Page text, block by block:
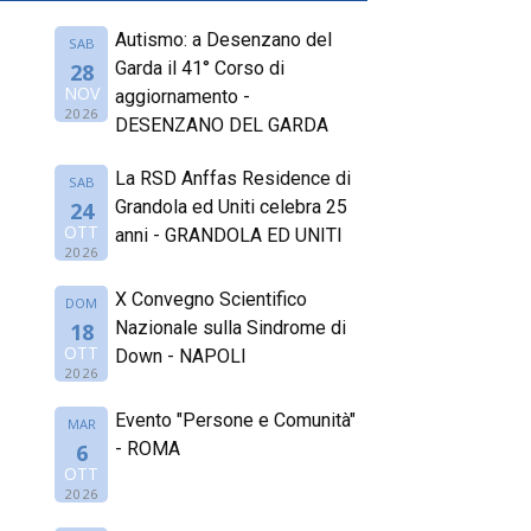
SAB
28
NOV
2026
Autismo: a Desenzano del
Garda il 41° Corso di
aggiornamento -
DESENZANO DEL GARDA
SAB
24
OTT
2026
La RSD Anffas Residence di
Grandola ed Uniti celebra 25
anni - GRANDOLA ED UNITI
DOM
18
OTT
2026
X Convegno Scientifico
Nazionale sulla Sindrome di
Down - NAPOLI
MAR
6
OTT
2026
Evento "Persone e Comunità"
- ROMA